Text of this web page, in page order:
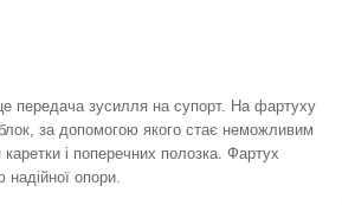
передача зусилля на супорт. На фартуху
за допомогою якого стає неможливим
і поперечних полозка. Фартух
опори.